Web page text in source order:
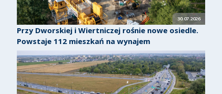
30.07.2026
Przy Dworskiej i Wiertniczej rośnie nowe osiedle.
Powstaje 112 mieszkań na wynajem